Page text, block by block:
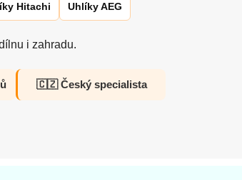
Hitachi Uhlíky AEG
i zahradu.
🇨🇿 Český specialista